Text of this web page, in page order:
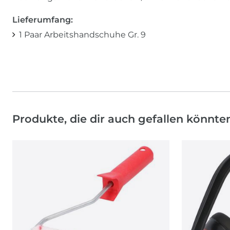
Lieferumfang:
1 Paar Arbeitshandschuhe Gr. 9
Produkte, die dir auch gefallen